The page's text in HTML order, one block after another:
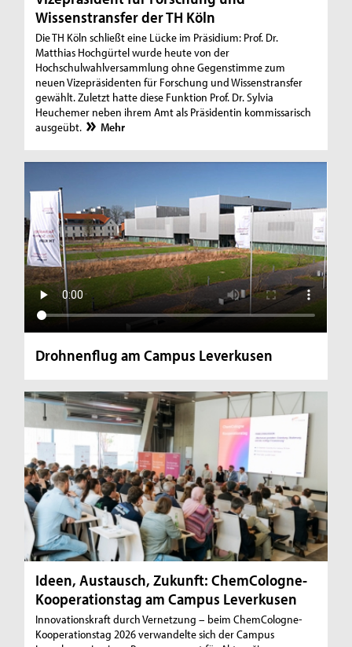
Wissenstransfer der TH Köln
Die TH Köln schließt eine Lücke im Präsidium: Prof. Dr.
Matthias Hochgürtel wurde heute von der
Hochschulwahlversammlung ohne Gegenstimme zum
neuen Vizepräsidenten für Forschung und Wissenstransfer
gewählt. Zuletzt hatte diese Funktion Prof. Dr. Sylvia
Heuchemer neben ihrem Amt als Präsidentin kommissarisch
ausgeübt.
Mehr
Drohnenflug am Campus Leverkusen
Ideen, Austausch, Zukunft: ChemCologne-
Kooperationstag am Campus Leverkusen
Innovationskraft durch Vernetzung – beim ChemCologne-
Kooperationstag 2026 verwandelte sich der Campus